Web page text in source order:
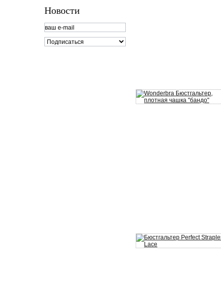
Новости